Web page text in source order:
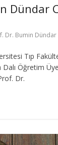
Dündar
Dr. Bumin Dündar
Tıp
Dalı Öğretim
Dr.